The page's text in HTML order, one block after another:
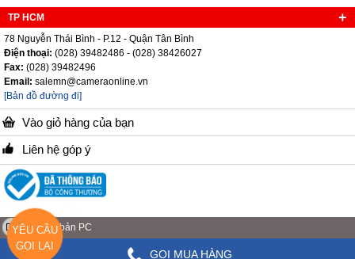
TP HCM
78 Nguyễn Thái Bình - P.12 - Quận Tân Bình
Điện thoại: (028) 39482486 - (028) 38426027
Fax: (028) 39482496
Email: salemn@cameraonline.vn
[Bản đồ đường đi]
Vào giỏ hàng của bạn
Liên hệ góp ý
Phiên bản PC
YÊU CẦU
GỌI LẠI
GỌI MUA HÀNG